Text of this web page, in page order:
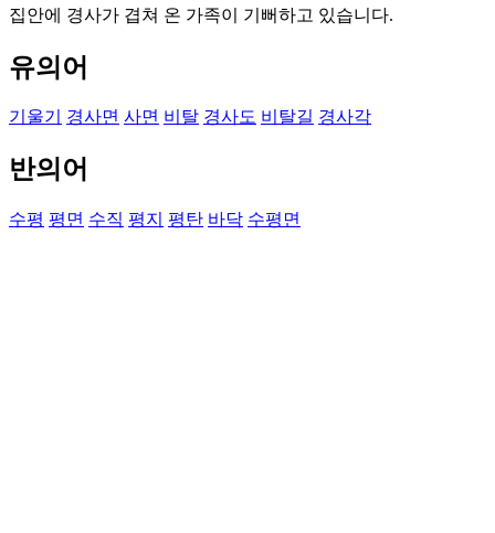
집안에 경사가 겹쳐 온 가족이 기뻐하고 있습니다.
유의어
기울기 경사면 사면 비탈 경사도 비탈길 경사각
반의어
수평 평면 수직 평지 평탄 바닥 수평면